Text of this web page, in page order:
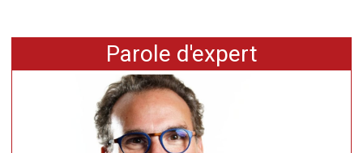
Parole d'expert